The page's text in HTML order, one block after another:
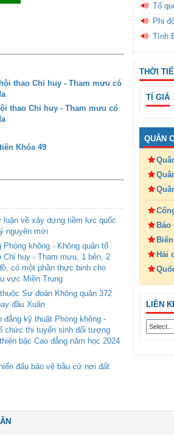
thao Chỉ huy - Tham mưu có
thao Chỉ huy - Tham mưu có
Khóa 49
luận về xây dựng tiềm lực quốc
nguyên mới
Phòng không - Không quân tổ
Chỉ huy - Tham mưu, 1 bên, 2
có một phần thực binh cho
vực Miền Trung
Sư đoàn Không quân 372
đầu Xuân
đẳng kỹ thuật Phòng không -
chức thi tuyển sinh đối tượng
bậc Cao đẳng năm học 2024
đấu bảo vệ bầu cử nơi đất
Tổ
Phi
Tình
THỜI
TỈ GIÁ
QUÂN
Hải
LIÊN